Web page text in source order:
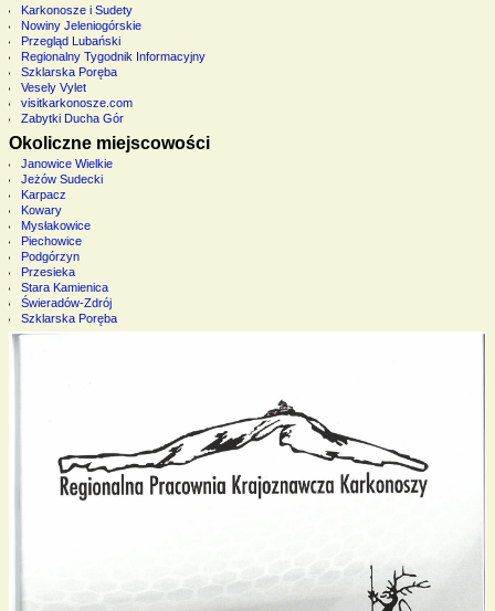
Karkonosze i Sudety
Nowiny Jeleniogórskie
Przegląd Lubański
Regionalny Tygodnik Informacyjny
Szklarska Poręba
Vesely Vylet
visitkarkonosze.com
Zabytki Ducha Gór
Okoliczne miejscowości
Janowice Wielkie
Jeżów Sudecki
Karpacz
Kowary
Mysłakowice
Piechowice
Podgórzyn
Przesieka
Stara Kamienica
Świeradów-Zdrój
Szklarska Poręba